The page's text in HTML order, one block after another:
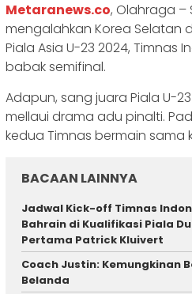
Metaranews.co, Olahraga –
mengalahkan Korea Selatan
Piala Asia U-23 2024, Timnas
babak semifinal.
Adapun, sang juara Piala U-
mellaui drama adu pinalti.
kedua Timnas bermain sama
BACAAN LAINNYA
Jadwal Kick-off Timnas
Bahrain di Kualifikasi Piala
Pertama Patrick Kluivert
Coach Justin: Kemungkinan
Belanda